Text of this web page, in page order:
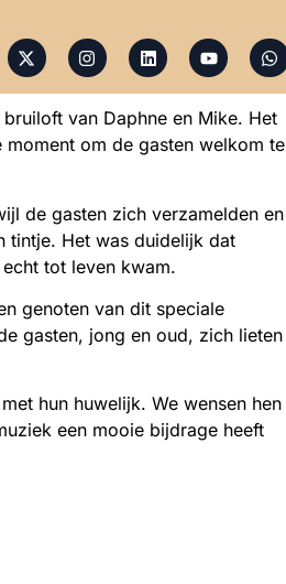
van Daphne en Mike. Het
om de gasten welkom te
de gasten zich verzamelden en
tintje. Het was duidelijk dat
tot leven kwam.
genoten van dit speciale
gasten, jong en oud, zich lieten
hun huwelijk. We wensen hen
een mooie bijdrage heeft